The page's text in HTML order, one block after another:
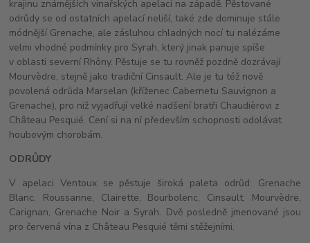
krajinu známějších vinařských apelací na západě. Pěstované
odrůdy se od ostatních apelací neliší, také zde dominuje stále
módnější Grenache, ale zásluhou chladných nocí tu nalézáme
velmi vhodné podmínky pro Syrah, který jinak panuje spíše
v oblasti severní Rhôny. Pěstuje se tu rovněž pozdně dozrávají
Mourvèdre, stejně jako tradiční Cinsault. Ale je tu též nově
povolená odrůda Marselan (kříženec Cabernetu Sauvignon a
Grenache), pro niž vyjadřují velké nadšení bratři Chaudièrovi z
Château Pesquié. Cení si na ní především schopnosti odolávat
houbovým chorobám.
ODRŮDY
V apelaci Ventoux se pěstuje široká paleta odrůd: Grenache
Blanc, Roussanne, Clairette, Bourbolenc, Cinsault, Mourvèdre,
Carignan, Grenache Noir a Syrah. Dvě posledně jmenované jsou
pro červená vína z Château Pesquié těmi stěžejními.